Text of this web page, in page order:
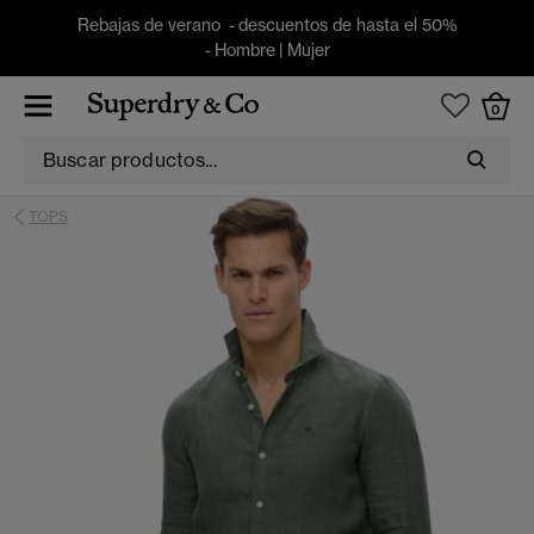
Rebajas de verano - descuentos de hasta el 50%
- Hombre| Mujer
0
TOPS